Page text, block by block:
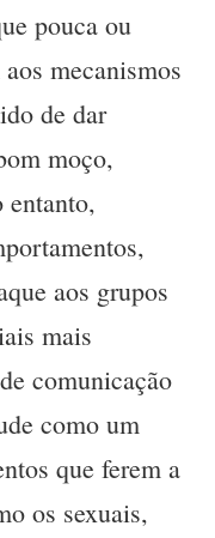
pouca ou
mecanismos
de dar
moço,
entanto,
aos grupos
mais
comunicação
como um
que ferem a
os sexuais,